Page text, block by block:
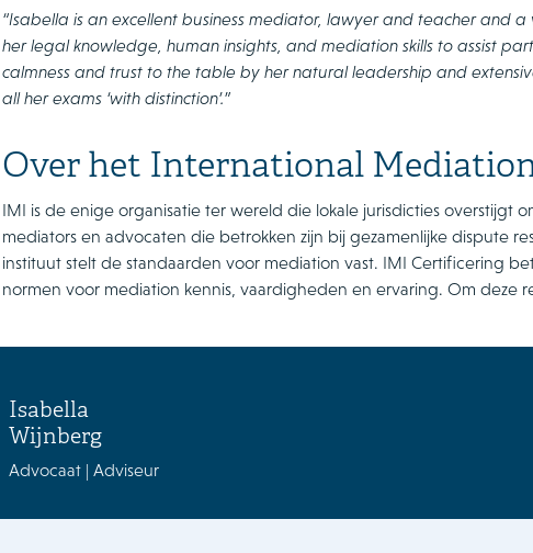
“Isabella is an excellent business mediator, lawyer and teacher and
her legal knowledge, human insights, and mediation skills to assist
calmness and trust to the table by her natural leadership and
all her exams ‘with distinction’.”
Over het International
IMI is de enige organisatie ter wereld die lokale jurisdicties overstijgt
mediators en advocaten die betrokken zijn bij gezamenlijke dispute
instituut stelt de standaarden voor mediation vast. IMI Certificering
normen voor mediation kennis, vaardigheden en ervaring. Om deze
Isabella
Wijnberg
Advocaat | Adviseur